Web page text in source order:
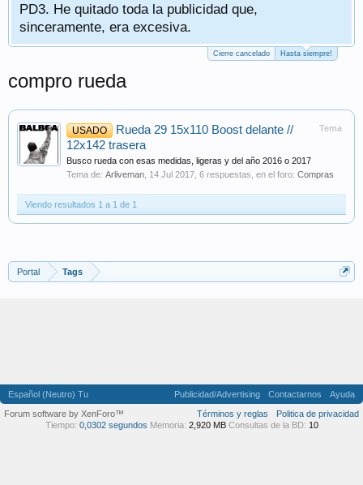
PD3. He quitado toda la publicidad que,
sinceramente, era excesiva.
Cierre cancelado Hasta siempre!
compro rueda
Tema
USADO
Rueda 29 15x110 Boost delante //
12x142 trasera
Busco rueda con esas medidas, ligeras y del año 2016 o 2017
Tema de: Arliveman 14 Jul 2017 , 6 respuestas, en el foro: Compras
Viendo resultados 1 a 1 de 1
Portal Tags
Español (Neutro) Tu Publicidad/Advertising Contactarnos
Ayuda
Términos y reglas
Politica de privacidad
Forum software by XenForo™
Tiempo: 0,0302 segundos Memoria: 2,920 MB Consultas de la BD: 10